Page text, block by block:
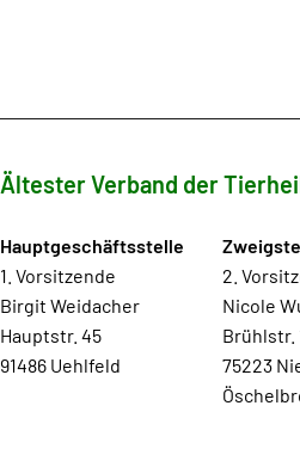
Ältester Verband der
Hauptgeschäftsstelle
1. Vorsitzende
Birgit Weidacher
Hauptstr. 45
91486 Uehlfeld
2.
Nicole
Brühlstr.
75223